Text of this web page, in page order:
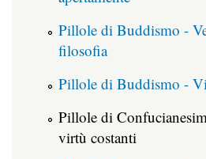
Pillole di Buddismo -
filosofia
Pillole di Buddismo -
Pillole di
virtù costanti